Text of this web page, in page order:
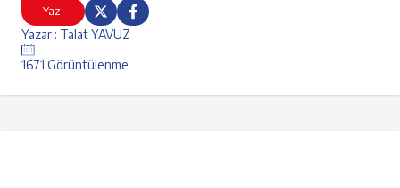
Yazı
Yazar : Talat YAVUZ
1671 Görüntülenme